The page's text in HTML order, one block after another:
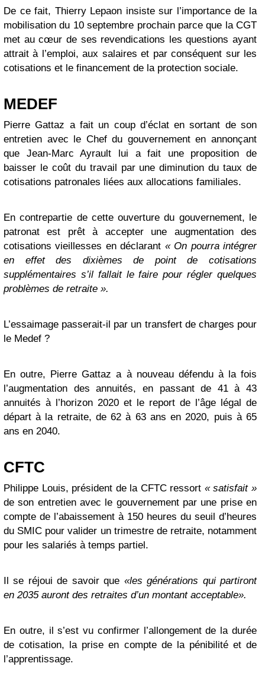
De ce fait, Thierry Lepaon insiste sur l’importance de la
mobilisation du 10 septembre prochain parce que la CGT
met au cœur de ses revendications les questions ayant
attrait à l’emploi, aux salaires et par conséquent sur les
cotisations et le financement de la protection sociale.
MEDEF
Pierre Gattaz a fait un coup d’éclat en sortant de son
entretien avec le Chef du gouvernement en annonçant
que Jean-Marc Ayrault lui a fait une proposition de
baisser le coût du travail par une diminution du taux de
cotisations patronales liées aux allocations familiales.
En contrepartie de cette ouverture du gouvernement, le
patronat est prêt à accepter une augmentation des
cotisations vieillesses en déclarant « On pourra intégrer
en effet des dixièmes de point de cotisations
supplémentaires s’il fallait le faire pour régler quelques
problèmes de retraite ».
L’essaimage passerait-il par un transfert de charges pour
le Medef ?
En outre, Pierre Gattaz a à nouveau défendu à la fois
l’augmentation des annuités, en passant de 41 à 43
annuités à l’horizon 2020 et le report de l’âge légal de
départ à la retraite, de 62 à 63 ans en 2020, puis à 65
ans en 2040.
CFTC
Philippe Louis, président de la CFTC ressort « satisfait »
de son entretien avec le gouvernement par une prise en
compte de l’abaissement à 150 heures du seuil d’heures
du SMIC pour valider un trimestre de retraite, notamment
pour les salariés à temps partiel.
Il se réjoui de savoir que «les générations qui partiront
en 2035 auront des retraites d’un montant acceptable».
En outre, il s’est vu confirmer l’allongement de la durée
de cotisation, la prise en compte de la pénibilité et de
l’apprentissage.